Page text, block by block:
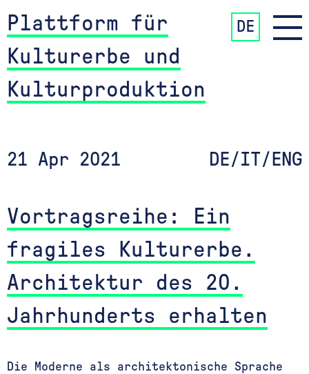
Plattform für
Kulturerbe und
Kulturproduktion
DE
21 Apr 2021 DE/IT/ENG
Vortragsreihe: Ein
fragiles Kulturerbe.
Architektur des 20.
Jahrhunderts erhalten
Die Moderne als architektonische Sprache